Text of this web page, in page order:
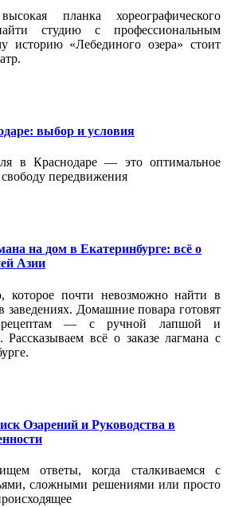
планка хореографического
студию с профессиональным
историю «Лебединого озера» стоит
выбор и условия
в Краснодаре — это оптимальное
передвижения
на дом в Екатеринбурге: всё о
Азии
почти невозможно найти в
Домашние повара готовят
— с ручной лапшой и
Рассказываем всё о заказе лагмана с
Озарений и Руководства в
ответы, когда сталкиваемся с
сложными решениями или просто